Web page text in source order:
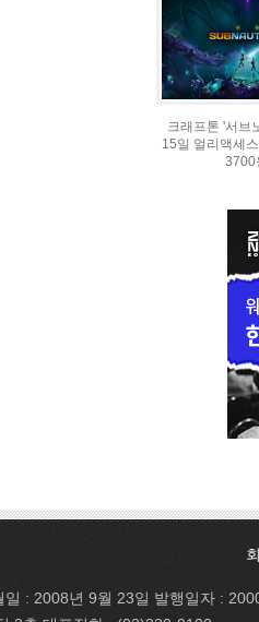
크래프톤 '서브
15일 얼리액세
3700
: 2008년 9월 23일 발행일자 :